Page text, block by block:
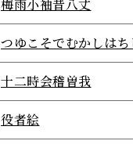
梅雨小袖昔八丈
つゆこそでむかしはち
十二時会稽曽我
役者絵